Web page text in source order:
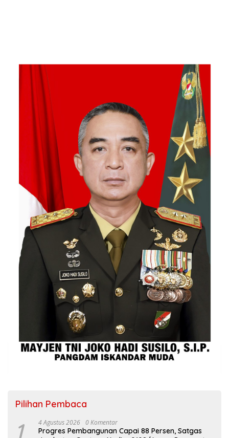
Pilihan Pembaca
1 4 Agustus 2026 0 Komentar
Progres Pembangunan Capai 88 Persen, Satgas